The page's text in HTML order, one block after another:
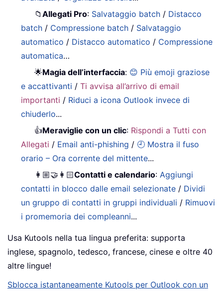
📁Allegati Pro: Salvataggio batch / Distacco
batch / Compressione batch / Salvataggio
automatico / Distacco automatico / Compressione
automatica…
🌟Magia dell’interfaccia: 😊 Più emoji graziose
e accattivanti /Ti avvisa all’arrivo di email
importanti / Riduci a icona Outlook invece di
chiuderlo...
👍Meraviglie con un clic: Rispondi a Tutti con
Allegati / Email anti-phishing / 🕘 Mostra il fuso
orario – Ora corrente del mittente...
👩🏼‍🤝‍👩🏻Contatti e calendario:Aggiungi
contatti in blocco dalle email selezionate / Dividi
un gruppo di contatti in gruppi individuali / Rimuovi
i promemoria dei compleanni...
Usa Kutools nella tua lingua preferita: supporta
inglese, spagnolo, tedesco, francese, cinese e oltre 40
altre lingue!
Sblocca istantaneamente Kutools per Outlook con un